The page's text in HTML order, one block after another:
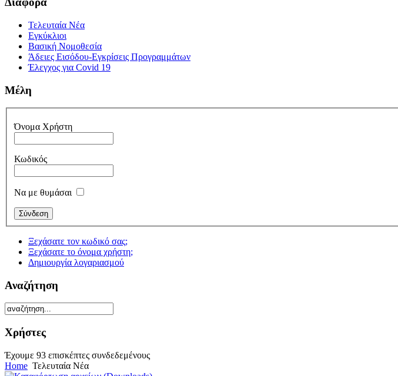
Τελευταία Νέα
Εγκύκλιοι
Βασική Νομοθεσία
Άδειες Εισόδου-Εγκρίσεις Προγραμμάτων
Έλεγχος για Covid 19
Μέλη
Όνομα Χρήστη
Κωδικός
Να με θυμάσαι
Ξεχάσατε τον κωδικό σας;
Ξεχάσατε το όνομα χρήστη;
Δημιουργία λογαριασμού
Αναζήτηση
Χρήστες
Έχουμε 93 επισκέπτες συνδεδεμένους
Home Τελευταία Νέα